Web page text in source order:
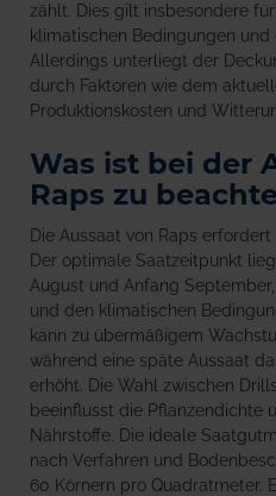
zählt. Dies gilt insbesondere
klimatischen Bedingungen
Allerdings unterliegt der
durch Faktoren wie dem
Produktionskosten und
Was ist bei der
Raps zu
Die Aussaat von Raps
Der optimale Saatzeitpunkt
August und Anfang
und den klimatischen
kann zu übermäßigem
während eine späte Aussaat
erhöht. Die Wahl zwischen
beeinflusst die Pflanzendichte
Nährstoffe. Die ideale
nach Verfahren und
60 Körnern pro Quadratmeter.